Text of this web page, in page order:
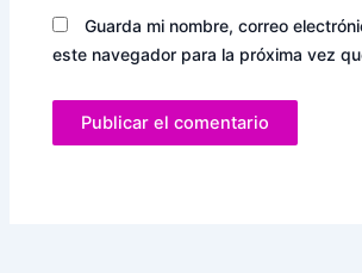
Guarda mi nombre, correo
este navegador para la próxima vez